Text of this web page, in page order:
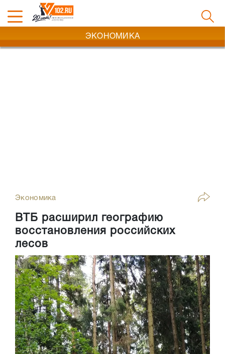
ЭКОНОМИКА
Экономика
ВТБ расширил географию
восстановления российских
лесов